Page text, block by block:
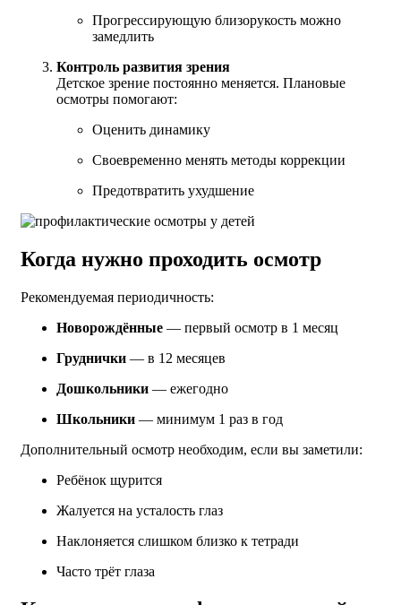
Прогрессирующую близорукость можно
замедлить
Контроль развития зрения
Детское зрение постоянно меняется. Плановые
осмотры помогают:
Оценить динамику
Своевременно менять методы коррекции
Предотвратить ухудшение
Когда нужно проходить осмотр
Рекомендуемая периодичность:
Новорождённые — первый осмотр в 1 месяц
Груднички — в 12 месяцев
Дошкольники — ежегодно
Школьники — минимум 1 раз в год
Дополнительный осмотр необходим, если вы заметили:
Ребёнок щурится
Жалуется на усталость глаз
Наклоняется слишком близко к тетради
Часто трёт глаза